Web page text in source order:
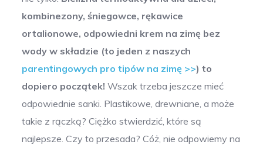
kombinezony, śniegowce, rękawice
ortalionowe, odpowiedni krem na zimę bez
wody w składzie (to jeden z naszych
parentingowych pro tipów na zimę >>) to
dopiero początek! Wszak trzeba jeszcze mieć
odpowiednie sanki. Plastikowe, drewniane, a może
takie z rączką? Ciężko stwierdzić, które są
najlepsze. Czy to przesada? Cóż, nie odpowiemy na